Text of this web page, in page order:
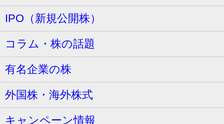
IPO（新規公開株）
コラム・株の話題
有名企業の株
外国株・海外株式
キャンペーン情報